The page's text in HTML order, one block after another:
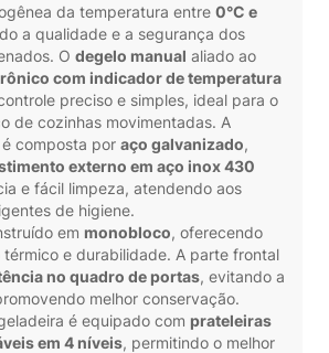
da temperatura entre 0°C e
a qualidade e a segurança dos
O degelo manual aliado ao
com indicador de temperatura
preciso e simples, ideal para o
de cozinhas movimentadas. A
composta por aço galvanizado,
externo em aço inox 430
e fácil limpeza, atendendo aos
de higiene.
em monobloco, oferecendo
térmico e durabilidade. A parte frontal
no quadro de portas, evitando a
melhor conservação.
é equipado com prateleiras
em 4 níveis, permitindo o melhor